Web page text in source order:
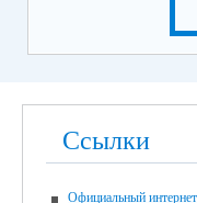
Ссылки
Официальный